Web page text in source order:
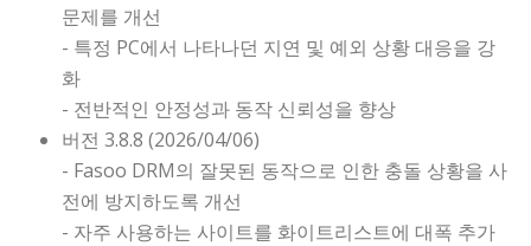
문제를 개선
- 특정 PC에서 나타나던 지연 및 예외 상황 대응을 강
화
- 전반적인 안정성과 동작 신뢰성을 향상
버전 3.8.8 (2026/04/06)
- Fasoo DRM의 잘못된 동작으로 인한 충돌 상황을 사
전에 방지하도록 개선
- 자주 사용하는 사이트를 화이트리스트에 대폭 추가